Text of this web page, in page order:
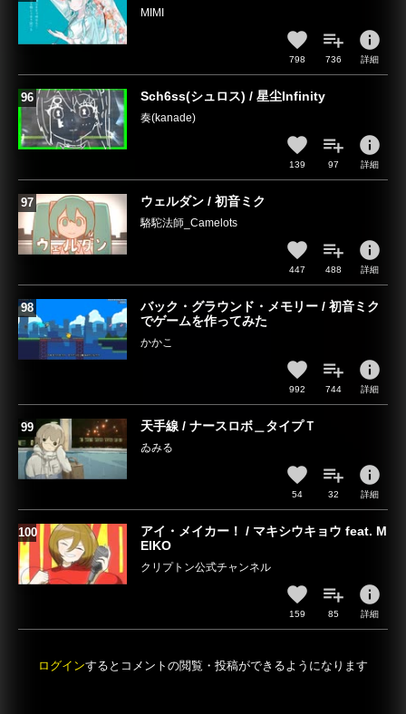
MIMI
798 736
info
詳細
Sch6ss(シュロス) / 星尘Infinity
奏(kanade)
139 97
info
詳細
ウェルダン / 初音ミク
駱駝法師_Camelots
447 488
info
詳細
バック・グラウンド・メモリー / 初音ミク
でゲームを作ってみた
かかこ
992 744
info
詳細
天手線 / ナースロボ＿タイプＴ
ゐみる
54 32
info
詳細
アイ・メイカー！ / マキシウキョウ feat. M
EIKO
クリプトン公式チャンネル
159 85
info
詳細
ログインするとコメントの閲覧・投稿ができるようになります